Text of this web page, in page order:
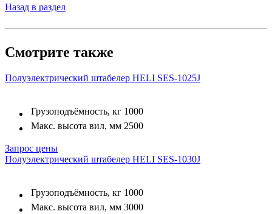
Назад в раздел
Смотрите также
Полуэлектрический штабелер HELI SES-1025J
Грузоподъёмность, кг 1000
Макс. высота вил, мм 2500
Запрос цены
Полуэлектрический штабелер HELI SES-1030J
Грузоподъёмность, кг 1000
Макс. высота вил, мм 3000